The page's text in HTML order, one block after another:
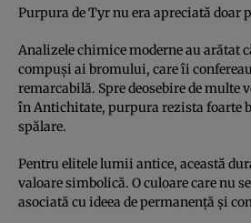
Purpura de Tyr nu era apreciată doar
Analizele chimice moderne au arătat
compuși ai bromului, care îi
remarcabilă. Spre deosebire de multe
în Antichitate, purpura rezista foarte
spălare.
Pentru elitele lumii antice, această
valoare simbolică. O culoare care nu
asociată cu ideea de permanență și